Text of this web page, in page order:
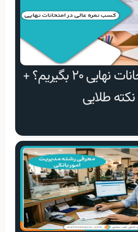
چگونه در امتحانات نهایی ۲۰ بگیریم؟ +